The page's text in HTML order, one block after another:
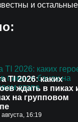
и остальные
TI 2026: каких
ждать в пиках
на групповом
августа, 16:19